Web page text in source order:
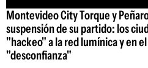
Montevideo City Torque y
suspensión de su partido: los
"hackeo" a la red lumínica y en
"desconfianza"